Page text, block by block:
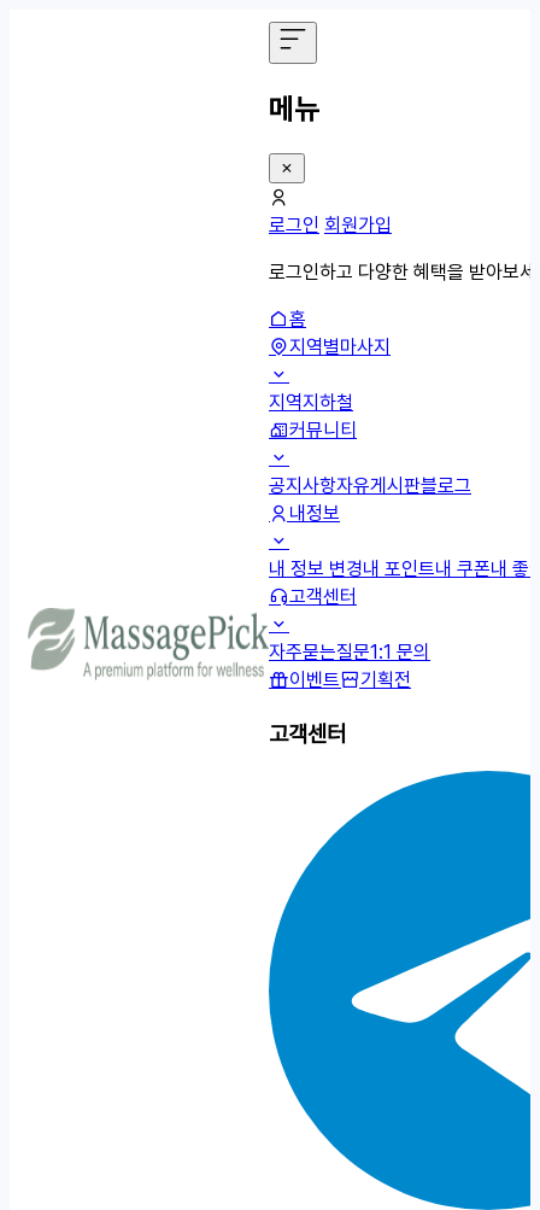
메뉴
로그인 회원가입
로그인하고 다양한 혜택을 받아보
홈
지역별마사지
지역지하철
커뮤니티
공지사항자유게시판블로그
내정보
내 정보 변경내 포인트내 쿠폰내 좋
고객센터
자주묻는질문1:1 문의
이벤트
기획전
고객센터